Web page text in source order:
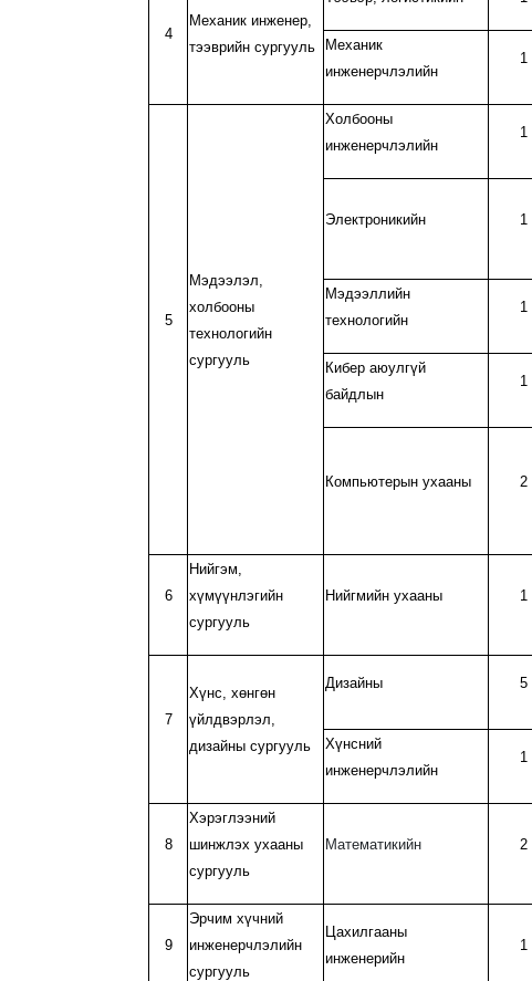
4
Механик инженер,
тээврийн сургууль
Механик
инженерчлэлийн
1
5
Мэдээлэл,
холбооны
технологийн
сургууль
Холбооны
инженерчлэлийн
1
Электроникийн 1
Мэдээллийн
технологийн
1
Кибер аюулгүй
байдлын
1
Компьютерын ухааны 2
6
Нийгэм,
хүмүүнлэгийн
сургууль
Нийгмийн ухааны 1
7
Хүнс, хөнгөн
үйлдвэрлэл,
дизайны сургууль
Дизайны 5
Хүнсний
инженерчлэлийн
1
8
Хэрэглээний
шинжлэх ухааны
сургууль
Математикийн 2
9
Эрчим хүчний
инженерчлэлийн
сургууль
Цахилгааны
инженерийн
1